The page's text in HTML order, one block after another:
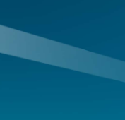
Bauakustik
Digitale